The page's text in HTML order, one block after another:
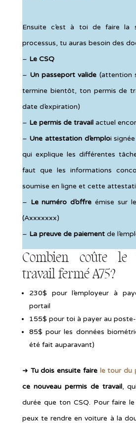
Ensuite c’est à toi de faire la
processus, tu auras besoin des
– Le CSQ
– Un passeport valide (attention
termine bientôt, ton permis de
date d’expiration)
– Le permis de travailactuel
– Une attestation d’emploi
qui explique les différentes
faut que les informations
soumise en ligne et cette
– Le numéro d’offre émise sur
(Axxxxxxx)
– La preuve de paiement de
Combien coûte
travail fermé A75?
230$ pour l’employeur à
portail
155$ pour toi à payer au
85$ pour les données
été fait auparavant)
➜ Tu dois ensuite faire le tour du
ce nouveau permis de travail,
durée que ton CSQ. Pour faire
peux te rendre en voiture à la